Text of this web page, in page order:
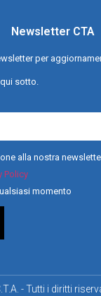
Newsletter CTA
per
sotto.
alla nostra
Policy
momento
- Tutti i diritti